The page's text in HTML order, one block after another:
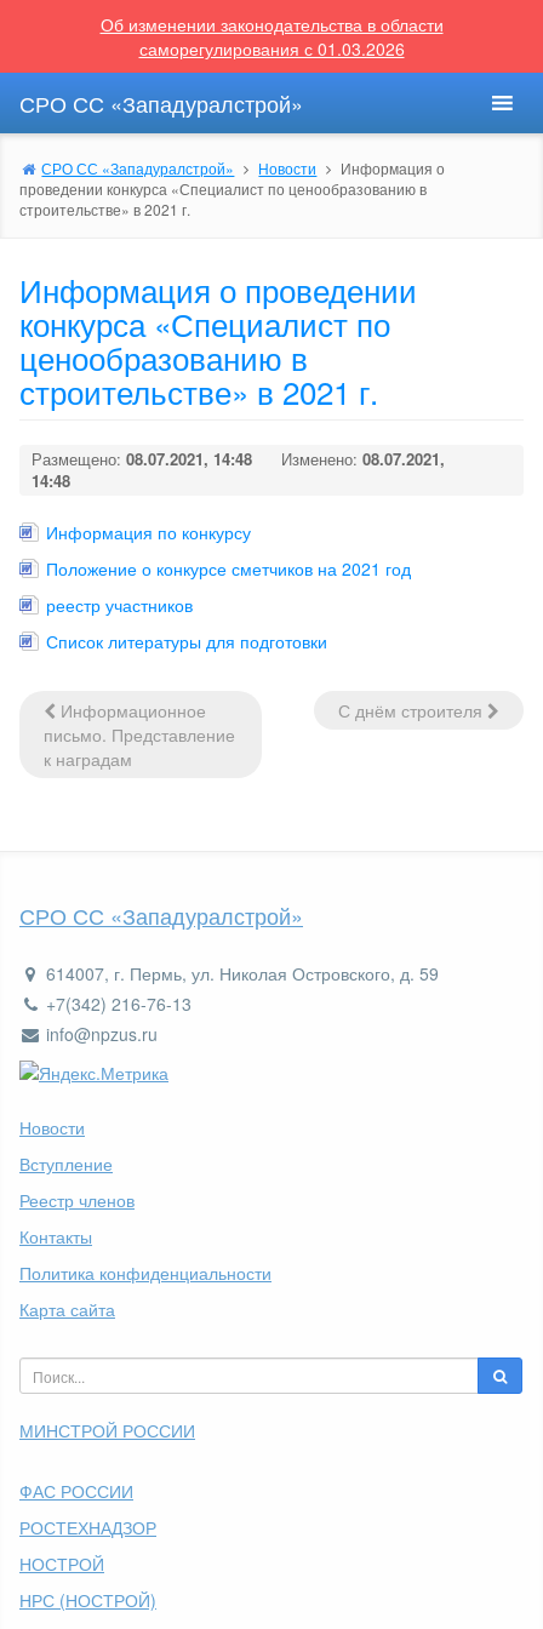
Об изменении законодательства в области
саморегулирования с 01.03.2026
СРО СС «Западуралстрой»
СРО СС «Западуралстрой» Новости
Информация о
проведении конкурса «Специалист по ценообразованию в
строительстве» в 2021 г.
Информация о проведении
конкурса «Специалист по
ценообразованию в
строительстве» в 2021 г.
Размещено: 08.07.2021, 14:48 Изменено: 08.07.2021,
14:48
Информация по конкурсу
Положение о конкурсе сметчиков на 2021 год
реестр участников
Список литературы для подготовки
Навигация
по
Информационное
письмо. Представление
к наградам
С днём строителя
СРО СС «Западуралстрой»
614007, г. Пермь, ул. Николая Островского, д. 59
+7(342) 216-76-13
info@npzus.ru
Новости
Вступление
Реестр членов
Контакты
Политика конфиденциальности
Карта сайта
МИНСТРОЙ РОССИИ
ФАС РОССИИ
РОСТЕХНАДЗОР
НОСТРОЙ
НРС (НОСТРОЙ)